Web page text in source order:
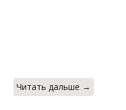
Читать дальше →